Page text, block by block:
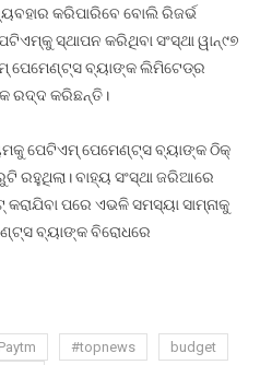
କରିପାରିବେ ବୋଲି ରିଜର୍ଭ
ସ୍ଥାପନ କରିଥିବା ସଂସ୍ଥା ୱାନ୍‌୯୭
ପେମେଣ୍ଟ୍‌ସ ବ୍ୟାଙ୍କ ଲିମିଟେଡ୍‌ର
ରଦ୍ଦ କରିଛନ୍ତି।
ପେଟିଏମ୍ ପେମେଣ୍ଟ୍‌ସ ବ୍ୟାଙ୍କ ଠିକ୍
ରହୁଥିଲା। ବାହ୍ୟ ସଂସ୍ଥା ଜରିଆରେ
ପରେ ଏଭଳି ସମସ୍ୟା ସାମ୍ନାକୁ
ବ୍ୟାଙ୍କ ବିରୋଧରେ
#topnews
budget